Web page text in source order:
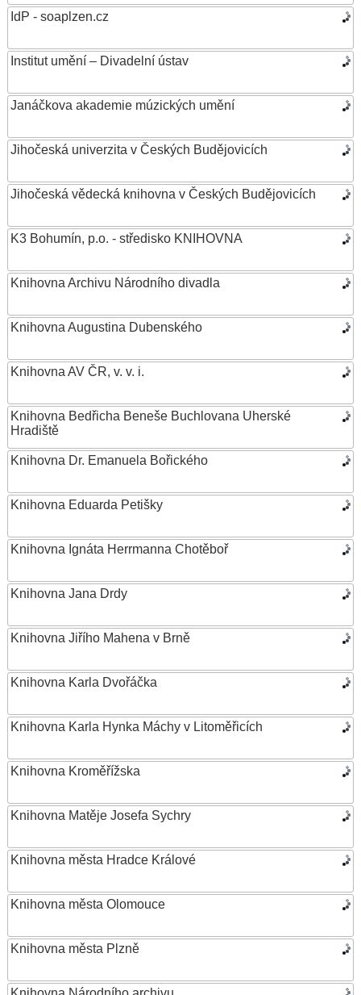
IdP - soaplzen.cz
Institut umění – Divadelní ústav
Janáčkova akademie múzických umění
Jihočeská univerzita v Českých Budějovicích
Jihočeská vědecká knihovna v Českých Budějovicích
K3 Bohumín, p.o. - středisko KNIHOVNA
Knihovna Archivu Národního divadla
Knihovna Augustina Dubenského
Knihovna AV ČR, v. v. i.
Knihovna Bedřicha Beneše Buchlovana Uherské
Hradiště
Knihovna Dr. Emanuela Bořického
Knihovna Eduarda Petišky
Knihovna Ignáta Herrmanna Chotěboř
Knihovna Jana Drdy
Knihovna Jiřího Mahena v Brně
Knihovna Karla Dvořáčka
Knihovna Karla Hynka Máchy v Litoměřicích
Knihovna Kroměřížska
Knihovna Matěje Josefa Sychry
Knihovna města Hradce Králové
Knihovna města Olomouce
Knihovna města Plzně